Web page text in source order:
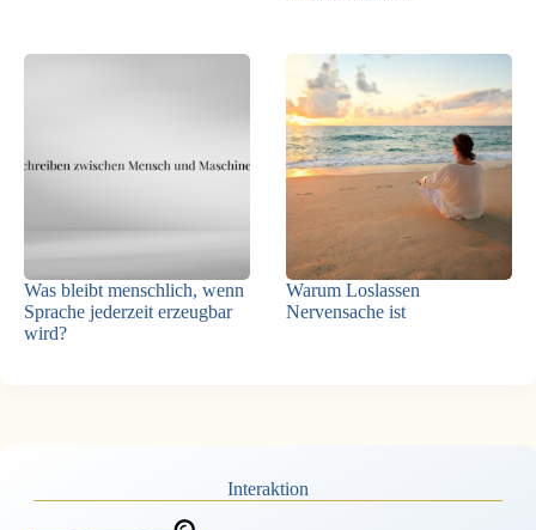
Was bleibt menschlich, wenn
Sprache jederzeit erzeugbar
wird?
Warum Loslassen
Nervensache ist
Interaktion